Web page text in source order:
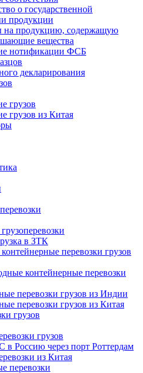
о государственной
продукции
на продукцию, содержащую
вещества
нотификации ФСБ
декларирования
грузов
грузов из Китая
в ЗТК
перевозки грузов
контейнерные перевозки
перевозки грузов из Индии
перевозки грузов из Китая
грузов
грузов
в Россию через порт Роттердам
из Китая
перевозки